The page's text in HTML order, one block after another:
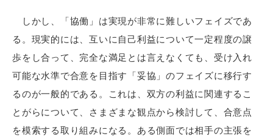
しかし、「協働」は実現が非常に難しいフェイズであ
る。現実的には、互いに自己利益について一定程度の譲
歩をし合って、完全な満足とは言えなくても、受け入れ
可能な水準で合意を目指す「妥協」のフェイズに移行す
るのが一般的である。これは、双方の利益に関連するこ
とがらについて、さまざまな観点から検討して、合意点
を模索する取り組みになる。ある側面では相手の主張を